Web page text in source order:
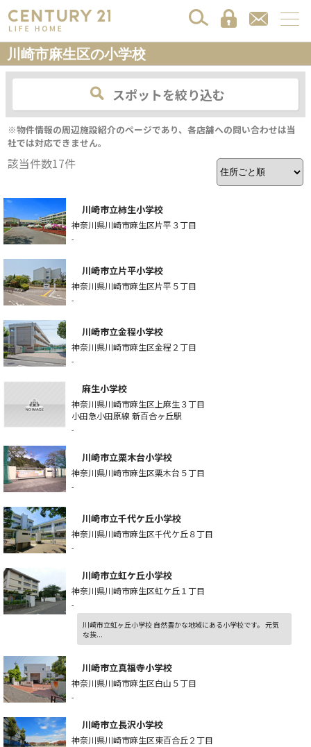
川崎市麻生区の小学校
スポットを絞り込む
※物件情報の周辺施設紹介のページであり、各店舗への問い合わせは当
社では対応できません。
該当件数17件
川崎市立柿生小学校
神奈川県川崎市麻生区片平３丁目
-
川崎市立片平小学校
神奈川県川崎市麻生区片平５丁目
-
川崎市立金程小学校
神奈川県川崎市麻生区金程２丁目
-
麻生小学校
神奈川県川崎市麻生区上麻生３丁目
小田急小田原線 新百合ヶ丘駅
-
川崎市立栗木台小学校
神奈川県川崎市麻生区栗木台５丁目
-
川崎市立千代ケ丘小学校
神奈川県川崎市麻生区千代ケ丘８丁目
-
川崎市立虹ケ丘小学校
神奈川県川崎市麻生区虹ケ丘１丁目
-
川崎市立虹ヶ丘小学校 自然豊かな地域にある小学校です。 元気
な挨...
川崎市立真福寺小学校
神奈川県川崎市麻生区白山５丁目
-
川崎市立長沢小学校
神奈川県川崎市麻生区東百合丘２丁目